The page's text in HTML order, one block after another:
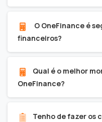
O OneFinance é
financeiros?
Qual é o melhor
OneFinance?
Tenho de fazer os